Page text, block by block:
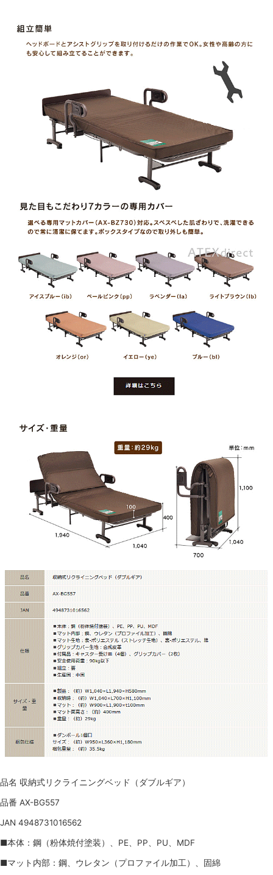
品名 収納式リクライニングベッド（ダブルギア）
品番 AX-BG557
JAN 4948731016562
■本体：鋼（粉体焼付塗装）、PE、PP、PU、MDF
■マット内部：鋼、ウレタン（プロファイル加工）、固綿